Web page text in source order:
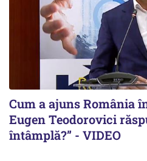
Cum a ajuns România
Eugen Teodorovici
întâmplă?” - VIDEO